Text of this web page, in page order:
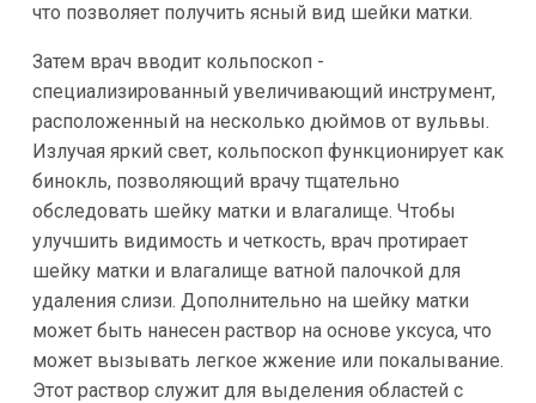
что позволяет получить ясный вид шейки матки.
Затем врач вводит кольпоскоп -
специализированный увеличивающий инструмент,
расположенный на несколько дюймов от вульвы.
Излучая яркий свет, кольпоскоп функционирует как
бинокль, позволяющий врачу тщательно
обследовать шейку матки и влагалище. Чтобы
улучшить видимость и четкость, врач протирает
шейку матки и влагалище ватной палочкой для
удаления слизи. Дополнительно на шейку матки
может быть нанесен раствор на основе уксуса, что
может вызывать легкое жжение или покалывание.
Этот раствор служит для выделения областей с